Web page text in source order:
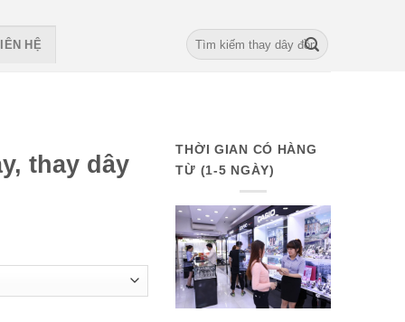
HỆ
Search
for:
thay dây
THỜI GIAN CÓ HÀNG
TỪ (1-5 NGÀY)